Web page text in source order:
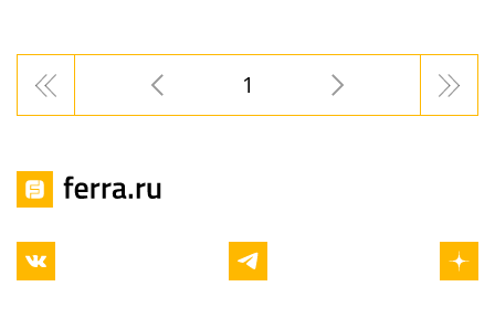
1